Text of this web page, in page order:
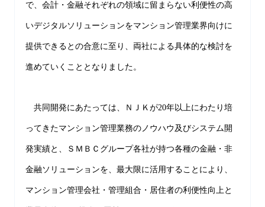
で、会計・金融それぞれの領域に留まらない利便性の高
いデジタルソリューションをマンション管理業界向けに
提供できるとの合意に至り、両社による具体的な検討を
進めていくこととなりました。
共同開発にあたっては、ＮＪＫが20年以上にわたり培
ってきたマンション管理業務のノウハウ及びシステム開
発実績と、ＳＭＢＣグループ各社が持つ各種の金融・非
金融ソリューションを、最大限に活用することにより、
マンション管理会社・管理組合・居住者の利便性向上と